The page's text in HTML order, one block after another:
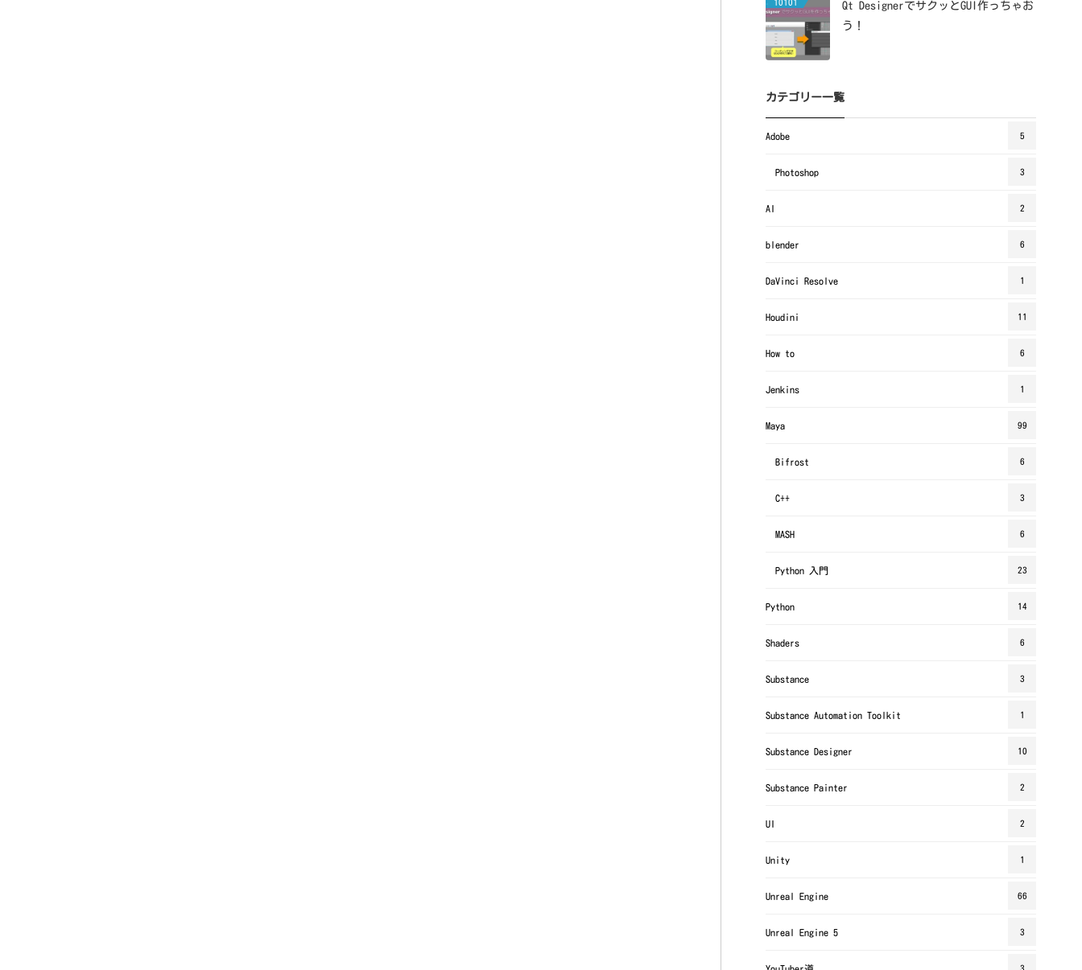
Qt DesignerでサクッとGUI作っちゃお
う！
カテゴリー一覧
Adobe 5
Photoshop 3
AI 2
blender 6
DaVinci Resolve 1
Houdini 11
How to 6
Jenkins 1
Maya 99
Bifrost 6
C++ 3
MASH 6
Python 入門 23
Python 14
Shaders 6
Substance 3
Substance Automation Toolkit 1
Substance Designer 10
Substance Painter 2
UI 2
Unity 1
Unreal Engine 66
Unreal Engine 5 3
YouTuber道 3